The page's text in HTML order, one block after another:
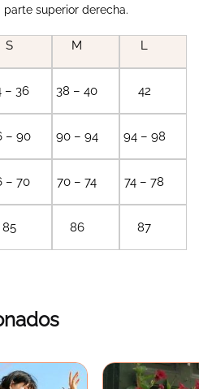
parte superior derecha.
S M L
– 36 38 – 40 42
– 90 90 – 94 94 – 98
– 70 70 – 74 74 – 78
85 86 87